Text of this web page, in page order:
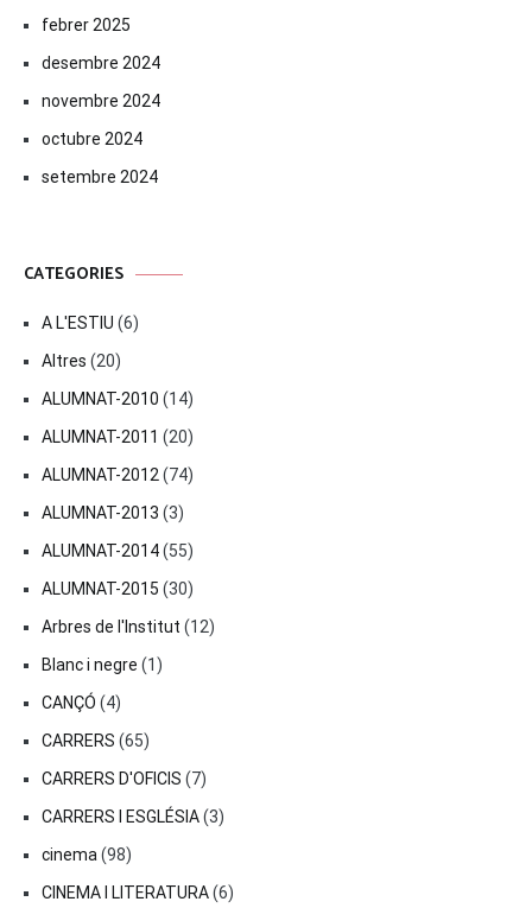
febrer 2025
desembre 2024
novembre 2024
octubre 2024
setembre 2024
CATEGORIES
A L'ESTIU (6)
Altres (20)
ALUMNAT-2010 (14)
ALUMNAT-2011 (20)
ALUMNAT-2012 (74)
ALUMNAT-2013 (3)
ALUMNAT-2014(55)
ALUMNAT-2015 (30)
Arbres de l'Institut (12)
Blanc i negre (1)
CANÇÓ (4)
CARRERS (65)
CARRERS D'OFICIS (7)
CARRERS I ESGLÉSIA(3)
cinema (98)
CINEMA I LITERATURA(6)